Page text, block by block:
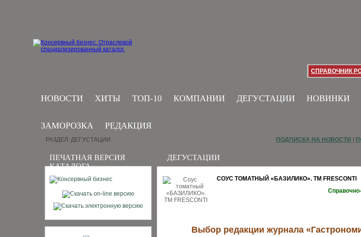
СПРАВОЧНИК
НОВОСТИ ХИТЫ ТОП-10 КОМПАНИИ ДЕГУСТАЦИИ НОВИНКИ
ЗАМОРОЗКА РЕДАКЦИЯ
ПЕЧАТНАЯ ВЕРСИЯ
КАТАЛОГА
РАЗДЕЛ: ДЕГУСТАЦИИ ПОДПИСКА НА НОВОСТИ
ДЕГУСТАЦИИ
СОУС ТОМАТНЫЙ «БАЗИЛИКО». ТМ FRESCONTI
Выбор редакции журнала